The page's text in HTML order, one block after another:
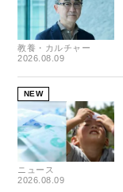
教養・カルチャー
2026.08.09
NEW
ニュース
2026.08.09